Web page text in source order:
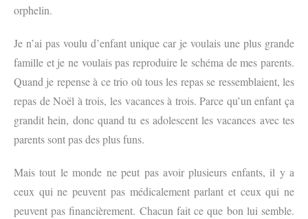
orphelin.
Je n’ai pas voulu d’enfant unique car je voulais une plus grande
famille et je ne voulais pas reproduire le schéma de mes parents.
Quand je repense à ce trio où tous les repas se ressemblaient, les
repas de Noël à trois, les vacances à trois. Parce qu’un enfant ça
grandit hein, donc quand tu es adolescent les vacances avec tes
parents sont pas des plus funs.
Mais tout le monde ne peut pas avoir plusieurs enfants, il y a
ceux qui ne peuvent pas médicalement parlant et ceux qui ne
peuvent pas financièrement. Chacun fait ce que bon lui semble.